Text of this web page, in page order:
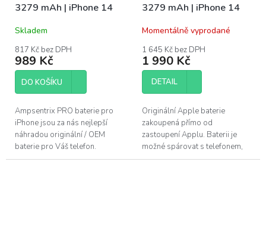
3279 mAh | iPhone 14
Skladem
817 Kč bez DPH
989 Kč
DO KOŠÍKU
Ampsentrix PRO baterie pro
iPhone jsou za nás nejlepší
náhradou originální / OEM
baterie pro Váš telefon.
Nejmodernější technologie v
3279 mAh | iPhone 14
Momentálně vyprodané
1 645 Kč bez DPH
1 990 Kč
DETAIL
Originální Apple baterie
zakoupená přímo od
zastoupení Applu. Baterii je
možné spárovat s telefonem,
zobrazuje jak kondici, tak